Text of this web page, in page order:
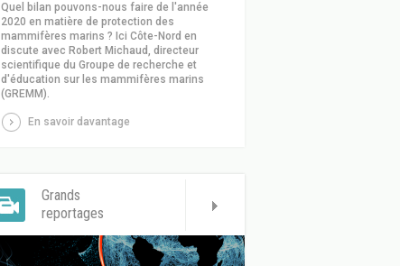
Quel bilan pouvons-nous faire de l'année
2020 en matière de protection des
mammifères marins ? Ici Côte-Nord en
discute avec Robert Michaud, directeur
scientifique du Groupe de recherche et
d'éducation sur les mammifères marins
(GREMM).
En savoir davantage
Grands
reportages